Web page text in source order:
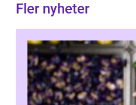
Fler nyheter